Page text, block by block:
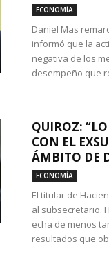
ECONOMÍA
Daniel Mas
informó que la
negativa de los
desempeño que
QUIROZ:
CON EL
ÁMBITO DE
ECONOMÍA
El titular de
al subsecretario.
echa de menos
resultados que